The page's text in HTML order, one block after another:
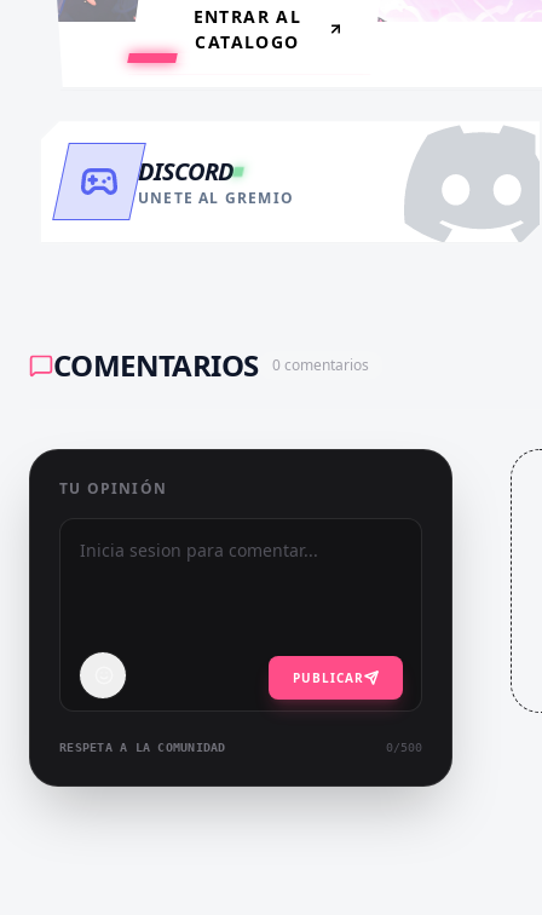
ENTRAR AL
CATALOGO
DISCORD
UNETE AL GREMIO
COMENTARIOS 0 comentarios
TU OPINIÓN
PUBLICAR
RESPETA A LA COMUNIDAD 0 /500